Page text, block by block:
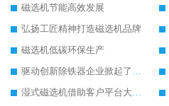
磁选机节能高效发展
弘扬工匠精神打造磁选机品牌
磁选机低碳环保生产
驱动创新除铁器企业掀起了发展风暴
湿式磁选机借助客户平台大放异彩